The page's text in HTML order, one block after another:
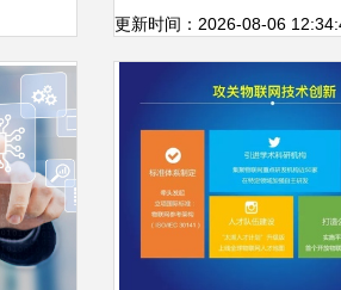
研发殊荣
更新时间：2026-08-06